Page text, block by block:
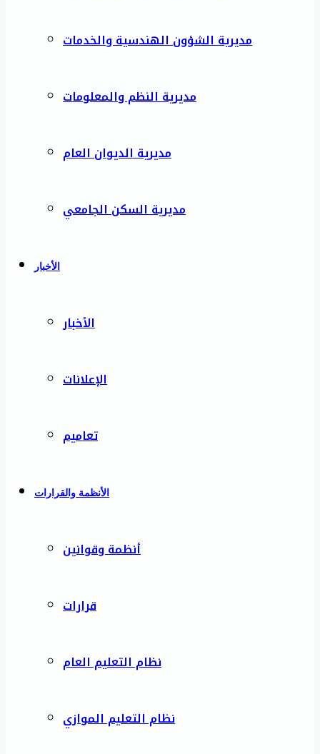
مديرية الشؤون الهندسية والخدمات
مديرية النظم والمعلومات
مديرية الديوان العام
مديرية السكن الجامعي
الأخبار
الأخبار
الإعلانات
تعاميم
الأنظمة والقرارات
أنظمة وقوانين
قرارات
نظام التعليم العام
نظام التعليم الموازي